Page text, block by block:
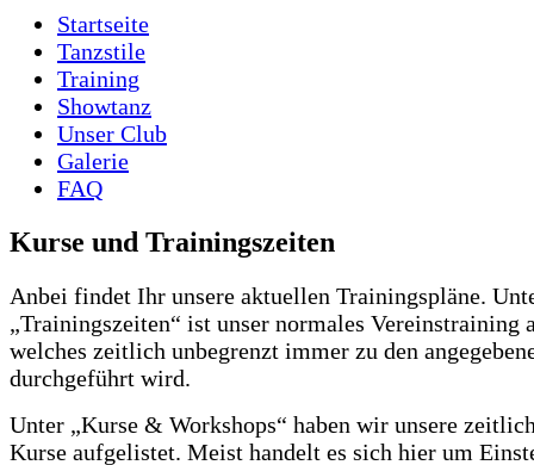
Startseite
Tanzstile
Training
Showtanz
Unser Club
Galerie
FAQ
Kurse und Trainingszeiten
Anbei findet Ihr unsere aktuellen Trainingspläne.
„Trainingszeiten“ ist unser normales Vereinstraining
welches zeitlich unbegrenzt immer zu den
durchgeführt wird.
Unter „Kurse & Workshops“ haben wir unsere
Kurse aufgelistet. Meist handelt es sich hier um